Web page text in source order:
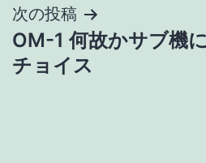
ゲ
ー
次の投稿
OM-1 何故かサブ機
チョイス